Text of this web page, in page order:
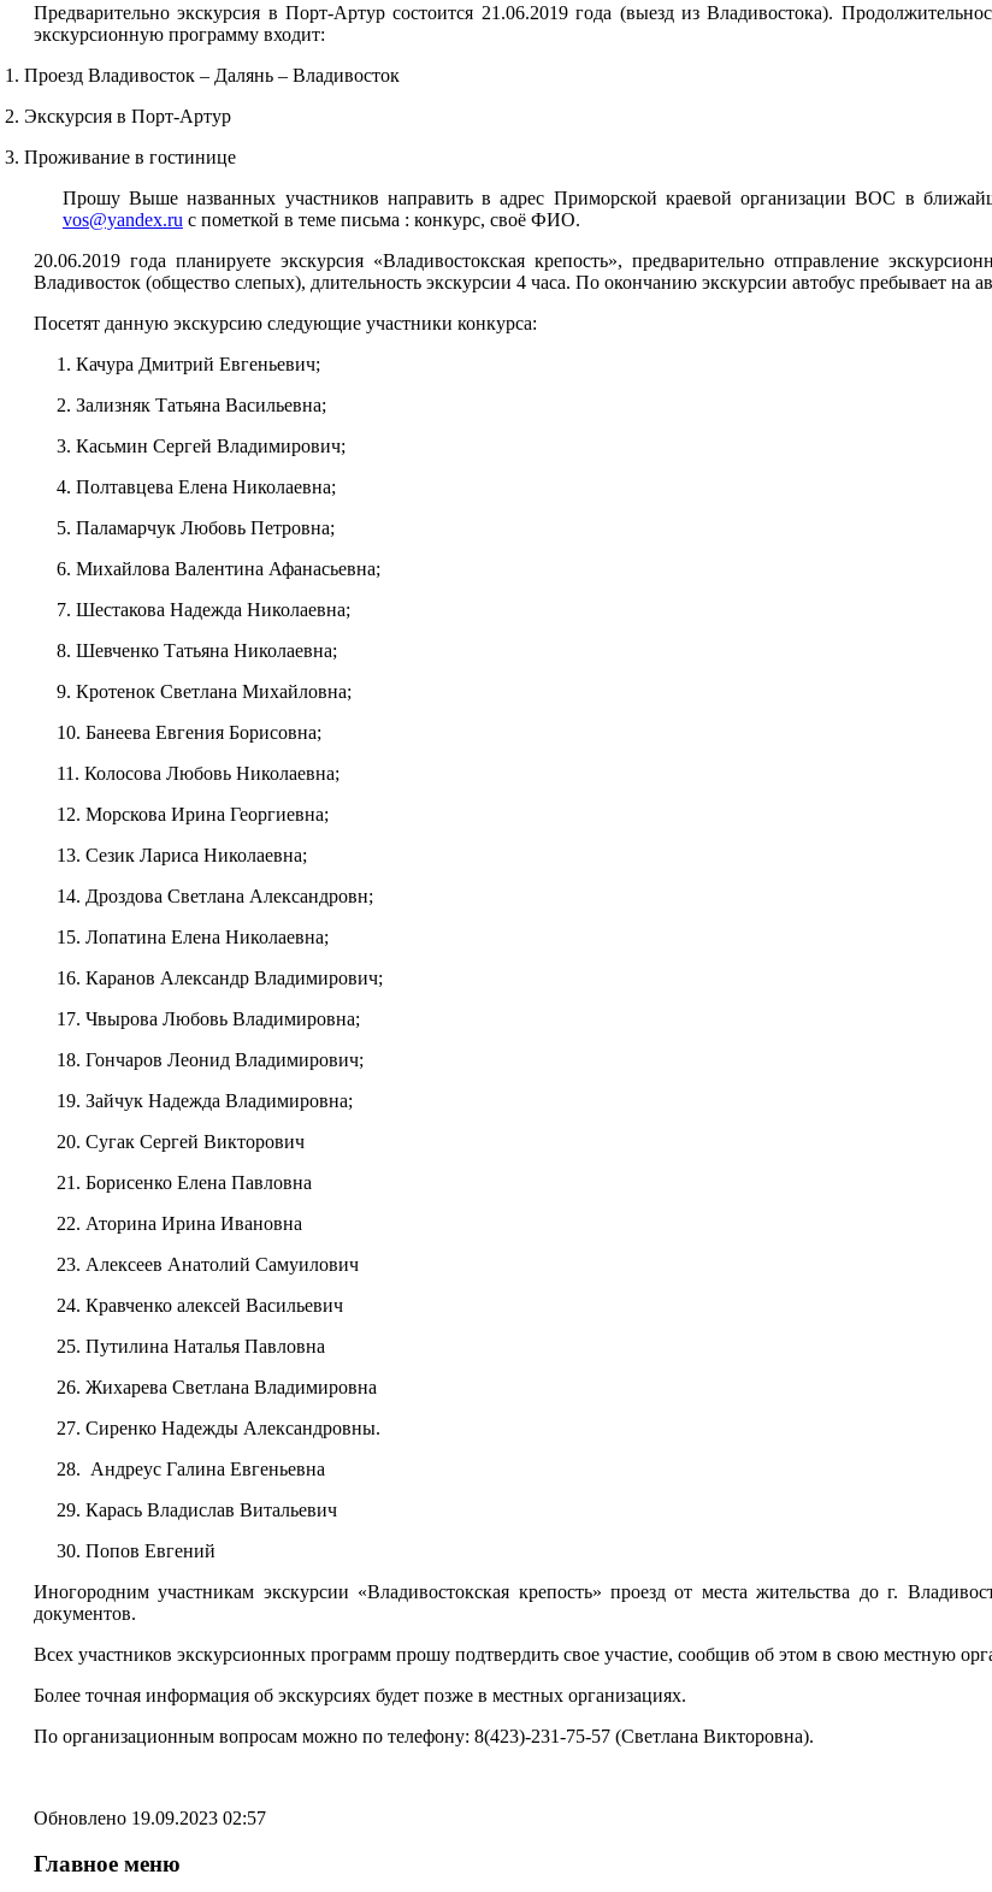
Предварительно экскурсия в Порт-Артур состоится 21.06.2019 года (выезд из Владивостока).
экскурсионную программу входит:
1. Проезд Владивосток – Далянь – Владивосток
2. Экскурсия в Порт-Артур
3. Проживание в гостинице
Прошу Выше названных участников направить в адрес Приморской краевой организации ВОС в
vos@yandex.ru c пометкой в теме письма : конкурс, своё ФИО.
20.06.2019 года планируете экскурсия «Владивостокская крепость», предварительно отправление
Владивосток (общество слепых), длительность экскурсии 4 часа. По окончанию экскурсии автобус пребывает на
Посетят данную экскурсию следующие участники конкурса:
1. Качура Дмитрий Евгеньевич;
2. Зализняк Татьяна Васильевна;
3. Касьмин Сергей Владимирович;
4. Полтавцева Елена Николаевна;
5. Паламарчук Любовь Петровна;
6. Михайлова Валентина Афанасьевна;
7. Шестакова Надежда Николаевна;
8. Шевченко Татьяна Николаевна;
9. Кротенок Светлана Михайловна;
10. Банеева Евгения Борисовна;
11. Колосова Любовь Николаевна;
12. Морскова Ирина Георгиевна;
13. Сезик Лариса Николаевна;
14. Дроздова Светлана Александровн;
15. Лопатина Елена Николаевна;
16. Каранов Александр Владимирович;
17. Чвырова Любовь Владимировна;
18. Гончаров Леонид Владимирович;
19. Зайчук Надежда Владимировна;
20. Сугак Сергей Викторович
21. Борисенко Елена Павловна
22. Аторина Ирина Ивановна
23. Алексеев Анатолий Самуилович
24. Кравченко алексей Васильевич
25. Путилина Наталья Павловна
26. Жихарева Светлана Владимировна
27. Сиренко Надежды Александровны.
28. Андреус Галина Евгеньевна
29. Карась Владислав Витальевич
30. Попов Евгений
Иногородним участникам экскурсии «Владивостокская крепость» проезд от места жительства до г.
документов.
Всех участников экскурсионных программ прошу подтвердить свое участие, сообщив об этом в свою местную
Более точная информация об экскурсиях будет позже в местных организациях.
По организационным вопросам можно по телефону: 8(423)-231-75-57 (Светлана Викторовна).
Обновлено 19.09.2023 02:57
Главное меню